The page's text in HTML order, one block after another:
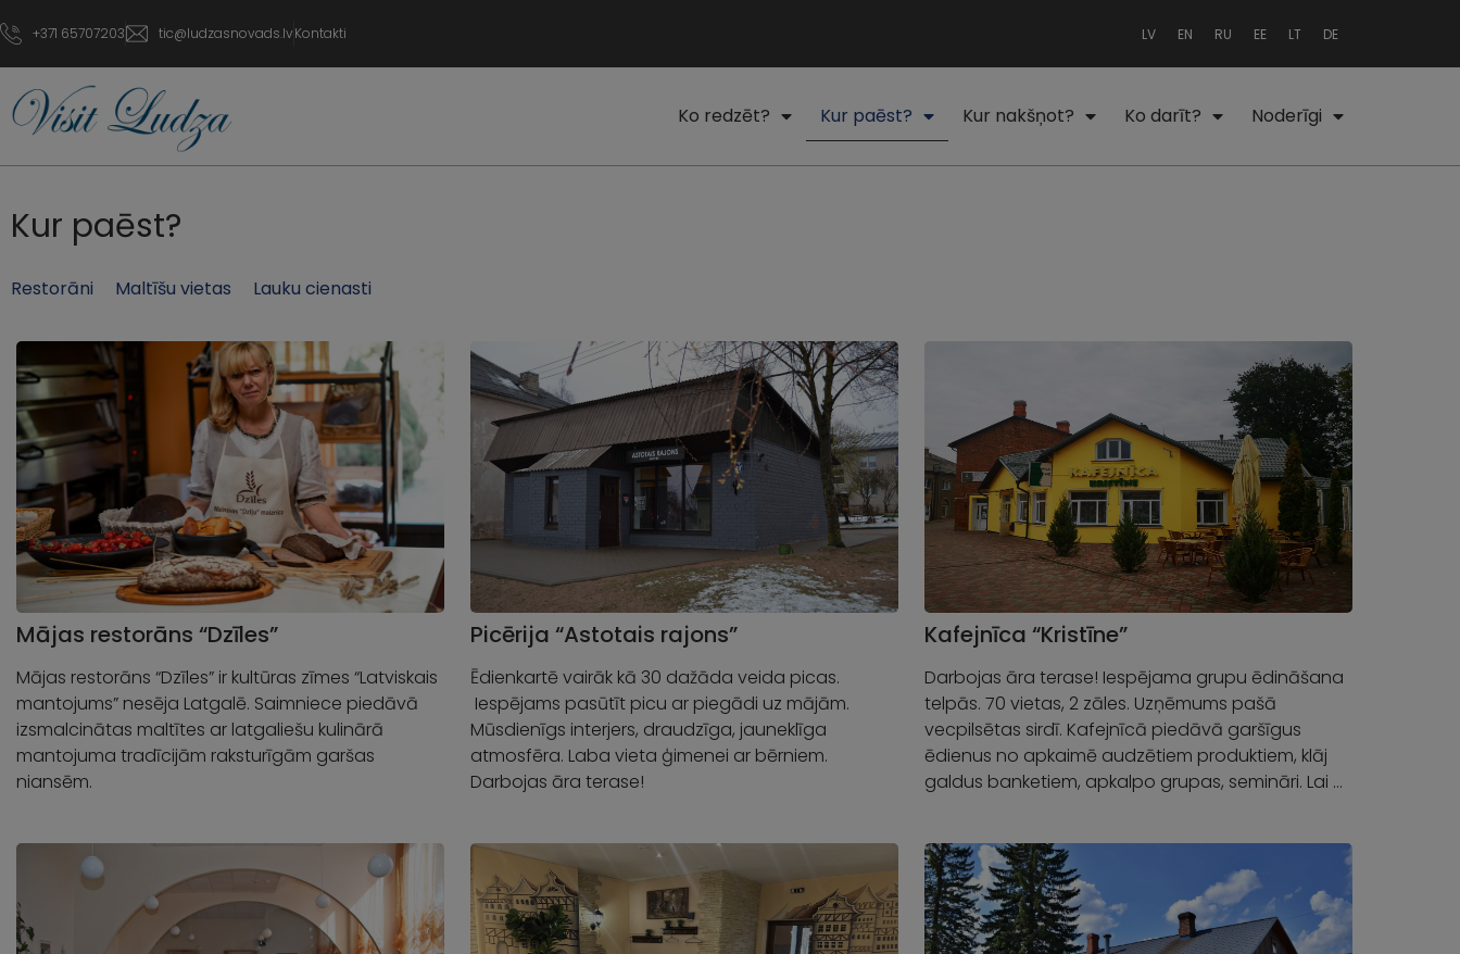
+371 65707203 tic@ludzasnovads.lvKontakti LV EN RU EE LT DE
Ko redzēt? Kur paēst? Kur nakšņot? Ko darīt? Noderīgi
Kur paēst?
Restorāni Maltīšu vietas Lauku cienasti
Mājas restorāns “Dzīles”
Mājas restorāns “Dzīles” ir kultūras zīmes “Latviskais
mantojums” nesēja Latgalē. Saimniece piedāvā
izsmalcinātas maltītes ar latgaliešu kulinārā
mantojuma tradīcijām raksturīgām garšas
niansēm.
Picērija “Astotais rajons”
Ēdienkartē vairāk kā 30 dažāda veida picas.
Iespējams pasūtīt picu ar piegādi uz mājām.
Mūsdienīgs interjers, draudzīga, jauneklīga
atmosfēra. Laba vieta ģimenei ar bērniem.
Darbojas āra terase!
Kafejnīca “Kristīne”
Darbojas āra terase! Iespējama grupu ēdināšana
telpās. 70 vietas, 2 zāles. Uzņēmums pašā
vecpilsētas sirdī. Kafejnīcā piedāvā garšīgus
ēdienus no apkaimē audzētiem produktiem, klāj
galdus banketiem, apkalpo grupas, semināri. Lai …